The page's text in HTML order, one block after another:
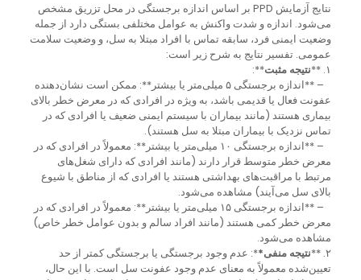
نتایج آزمایش PPD بر اساس اندازه برجستگی در محل تزریق مشخص
می‌شود. اندازه و شدت واکنش به عوامل مختلفی بستگی دارد از جمله
وضعیت ایمنی فرد، سابقه تماس با افراد مبتلا به سل، و وضعیت سلامت
عمومی. تفسیر نتایج به شرح زیر است:
۱. **
نتیجه مثبت**:
– **اندازه برجستگی ۵ میلی‌متر یا بیشتر**: ممکن است نشان‌دهنده
عفونت فعال یا قدیمی باشد، به ویژه در افرادی که در معرض خطر بالای
بیماری هستند (مانند بیماران با سیستم ایمنی ضعیف یا افرادی که در
تماس نزدیک با بیماران مبتلا به سل هستند).
– **اندازه برجستگی ۱۰ میلی‌متر یا بیشتر**: معمولاً در افرادی که در
معرض خطر متوسط قرار دارند (مانند افرادی که دارای شغل‌های
مرتبط با مراقبت‌های بهداشتی هستند یا افرادی که از مناطق با شیوع
بالای سل می‌آیند) مشاهده می‌شود.
– **اندازه برجستگی ۱۵ میلی‌متر یا بیشتر**: معمولاً در افرادی که در
معرض خطر کمی هستند (مانند افراد سالم و بدون عوامل خطر خاص)
مشاهده می‌شود.
۲. **
نتیجه منفی**: عدم وجود برجستگی یا برجستگی کمتر از حد
تعیین‌شده معمولاً به معنای عدم وجود عفونت سل است. با این حال،